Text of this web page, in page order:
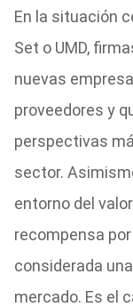
En la situación
Set o UMD,
nuevas
proveedores y
perspectivas
sector.
entorno del
recompensa
considerada
mercado. Es el